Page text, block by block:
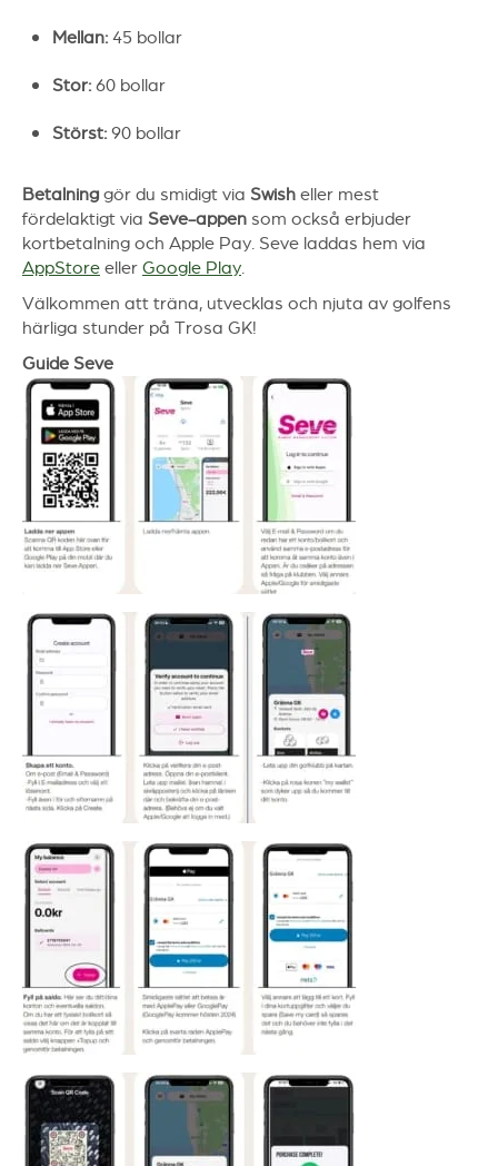
Mellan: 45 bollar
Stor: 60 bollar
Störst: 90 bollar
Betalning gör du smidigt via Swish eller mest
fördelaktigt via Seve-appen som också erbjuder
kortbetalning och Apple Pay. Seve laddas hem via
AppStore eller Google Play
Välkommen att träna, utvecklas och njuta av golfens
härliga stunder på Trosa GK!
Guide Seve